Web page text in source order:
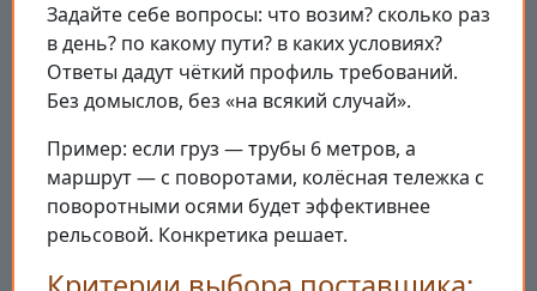
Задайте себе вопросы: что возим? сколько раз
в день? по какому пути? в каких условиях?
Ответы дадут чёткий профиль требований.
Без домыслов, без «на всякий случай».
Пример: если груз — трубы 6 метров, а
маршрут — с поворотами, колёсная тележка с
поворотными осями будет эффективнее
рельсовой. Конкретика решает.